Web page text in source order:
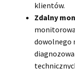
klientów.
Zdalny
dowolnego